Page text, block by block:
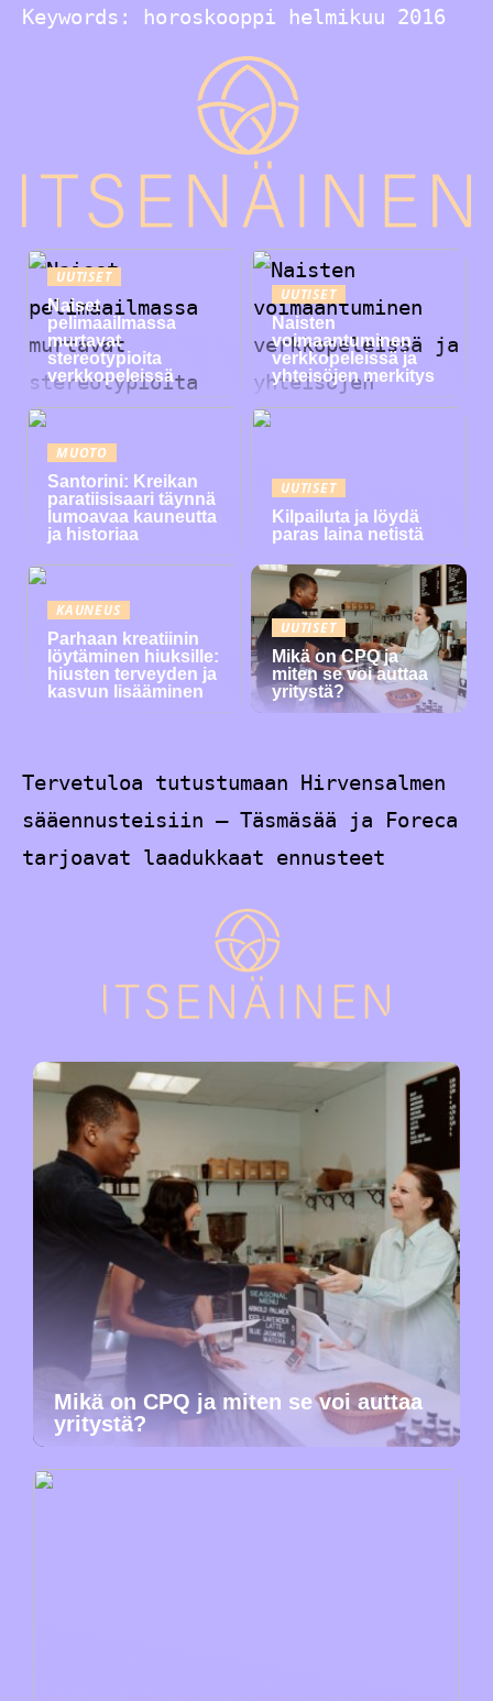
Keywords: horoskooppi helmikuu 2016
UUTISET
Naiset
pelimaailmassa
murtavat
stereotypioita
verkkopeleissä
UUTISET
Naisten
voimaantuminen
verkkopeleissä ja
yhteisöjen merkitys
MUOTO
Santorini: Kreikan
paratiisisaari täynnä
lumoavaa kauneutta
ja historiaa
UUTISET
Kilpailuta ja löydä
paras laina netistä
KAUNEUS
Parhaan kreatiinin
löytäminen hiuksille:
hiusten terveyden ja
kasvun lisääminen
UUTISET
Mikä on CPQ ja
miten se voi auttaa
yritystä?
Tervetuloa tutustumaan Hirvensalmen
sääennusteisiin – Täsmäsää ja Foreca
tarjoavat laadukkaat ennusteet
Mikä on CPQ ja miten se voi auttaa
yritystä?